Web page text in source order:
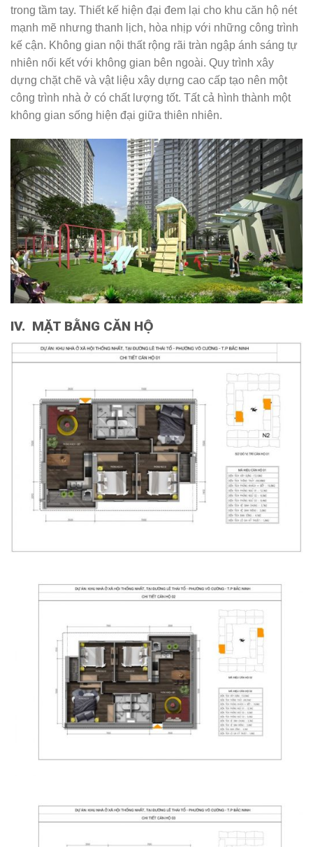
trong tầm tay. Thiết kế hiện đại đem lại cho khu căn hộ nét
mạnh mẽ nhưng thanh lịch, hòa nhịp với những công trình
kế cận. Không gian nội thất rộng rãi tràn ngập ánh sáng tự
nhiên nối kết với không gian bên ngoài. Quy trình xây
dựng chặt chẽ và vật liệu xây dựng cao cấp tạo nên một
công trình nhà ở có chất lượng tốt. Tất cả hình thành một
không gian sống hiện đại giữa thiên nhiên.
IV. MẶT BẰNG CĂN HỘ